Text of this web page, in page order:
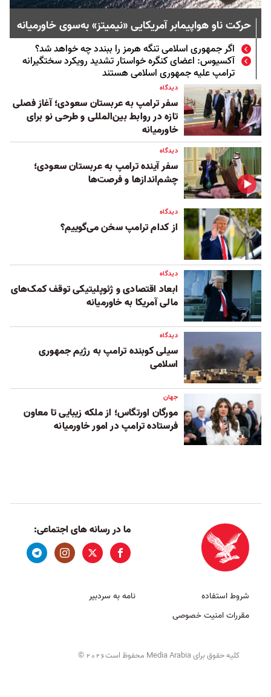
حرکت ناو هواپیمابر آمریکایی «نیمیتز» به‌سوی خاورمیانه
اگر جمهوری اسلامی تنگه هرمز را ببندد چه خواهد شد؟
آکسیوس: اعضای کنگره خواستار تشدید رویکرد سختگیرانه
ترامپ علیه جمهوری اسلامی هستند
دیدگاه
سفر ترامپ به عربستان سعودی؛ آغاز فصلی
تازه‌ در روابط بین‌المللی و طرحی نو برای
خاورمیانه
دیدگاه
سفر آینده ترامپ به عربستان سعودی؛
چشم‌اندازها و فرصت‌ها
دیدگاه
از کدام ترامپ سخن می‌گوییم؟
دیدگاه
ابعاد اقتصادی و ژئوپلیتیکی توقف کمک‌های
مالی آمریکا به خاورمیانه
دیدگاه
سیلی کوبنده ترامپ به رژیم جمهوری
اسلامی
جهان
مورگان اورتگاس؛ از ملکه زیبایی تا معاون
فرستاده ترامپ در امور خاورمیانه
ما در رسانه های اجتماعی:
شروط استفاده
مقررات امنیت خصوصی
نامه به سردبیر
کلیه حقوق برای Media Arabia محفوظ است 2026
©